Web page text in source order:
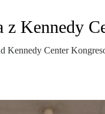
z Kennedy
Center